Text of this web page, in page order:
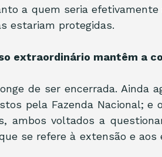
a quem seria
estariam protegidas.
extraordinário mantêm a
de ser encerrada. Ainda
pela Fazenda Nacional;
ambos voltados a
se refere à extensão e